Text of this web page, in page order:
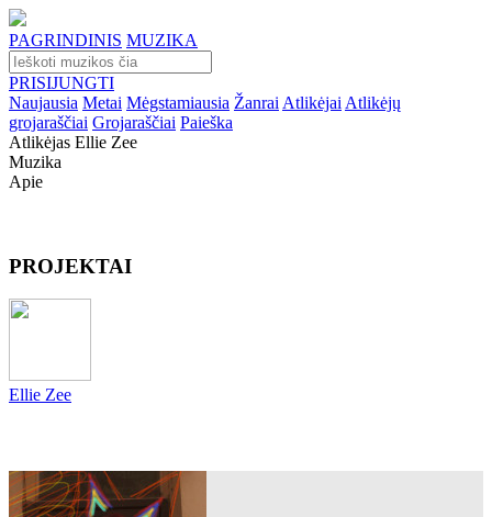
PAGRINDINIS MUZIKA
PRISIJUNGTI
Naujausia Metai Mėgstamiausia Žanrai Atlikėjai Atlikėjų
grojaraščiai Grojaraščiai Paieška
Atlikėjas Ellie Zee
Muzika
Apie
PROJEKTAI
Ellie Zee